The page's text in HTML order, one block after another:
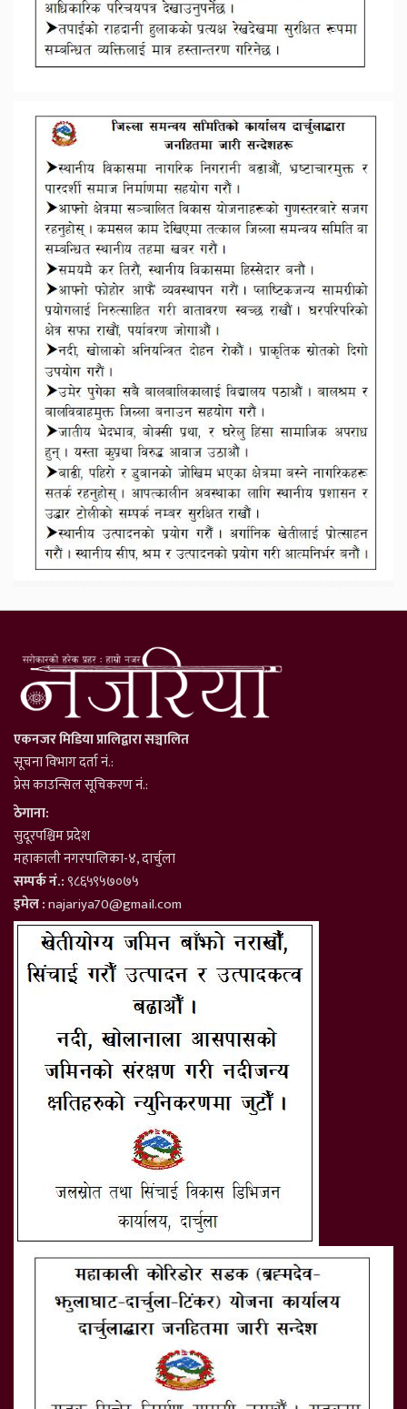
एकनजर मिडिया प्रालिद्वारा सञ्चालित
सूचना विभाग दर्ता नं.:
प्रेस काउन्सिल सूचिकरण नं.:
ठेगाना:
सुदूरपश्चिम प्रदेश
महाकाली नगरपालिका-४, दार्चुला
सम्पर्क नं.:९८६५९५७०७५
इमेल :najariya70@gmail.com